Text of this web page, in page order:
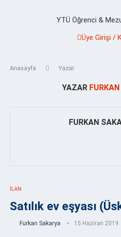
YTÜ Öğrenci &
Üye Girişi /
Anasayfa Yazar
YAZAR
FURKAN
İLAN
Satılık ev eşyası
Furkan Sakarya 15 Haziran 2019